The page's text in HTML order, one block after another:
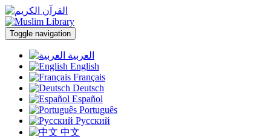
Toggle navigation
العربية
English
Français
Deutsch
Español
Português
Русский
中文